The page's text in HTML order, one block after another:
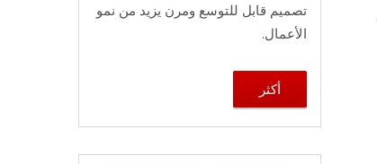
تصميم قابل للتوسع ومرن يزيد من نمو
الأعمال.
أكثر